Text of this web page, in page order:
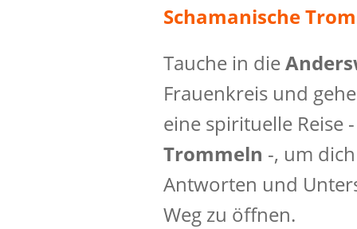
Schamanische
Tauche in die
Frauenkreis und
eine spirituelle Reise
Trommeln -, um
Antworten und
Weg zu öffnen.